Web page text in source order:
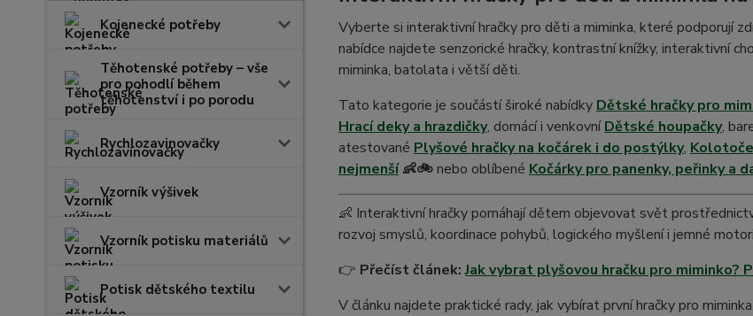
Kojenecké potřeby
Těhotenské potřeby – vše
pro pohodlí během
těhotenství i po porodu
Rychlozavinovačky
Vzorník výšivek
Vzorník potisku materiálů
Potisk dětského textilu
Vyberte si interaktivní hračky pro děti a miminka, které podporují
nabídce najdete senzorické hračky, kontrastní knížky, interaktivní
miminka, batolata i větší děti.
Tato kategorie je součástí široké nabídky Dětské hračky pro
Hrací deky a hrazdičky, domácí i venkovníDětské houpačky,
atestované Plyšové hračky na kočárek i do postýlky,
nejmenší👶🚲nebo oblíbené Kočárky pro panenky, peřinky a
👶 Interaktivní hračky pomáhají dětem objevovat svět
rozvoj smyslů, koordinace pohybů, logického myšlení i jemné
👉 Přečíst článek:Jak vybrat plyšovou hračku pro miminko?
V článku najdete praktické rady, jak vybírat první hračky pro